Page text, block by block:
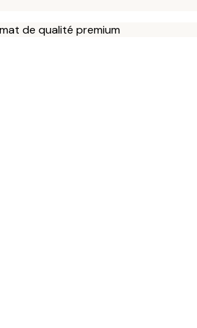
de qualité premium